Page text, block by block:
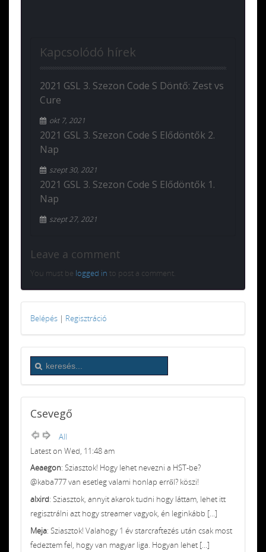
Kapcsolódó hírek
2021 GSL 3. Szezon Code S Döntő: Zest vs
Cure
okt 7, 2021
2021 GSL 3. Szezon Code S Elődöntők 2.
Nap
szept 30, 2021
2021 GSL 3. Szezon Code S Elődöntők 1.
Nap
szept 27, 2021
Leave a comment
You must be logged in to post a comment.
Belépés | Regisztráció
Csevegő
All
Latest on Wed, 11:48 am
Aeaegon: Sziasztok! Hogy lehet nevezni a HST-be?
@kaba777 van esetleg valami honlap erről? köszi!
alxird: Sziasztok, annyit akarok tudni hogy láttam, lehet itt
regisztrálni azt hogy streamer vagyok, én leginkább [...]
Meja: Sziasztok! Valahogy 1 év starcraftezés után csak most
fedeztem fel, hogy van magyar liga. Hogyan lehet [...]